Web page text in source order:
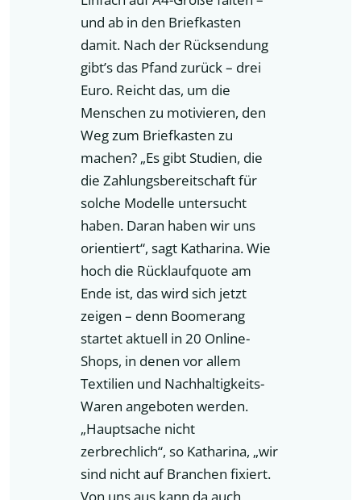
und ab in den Briefkasten
damit. Nach der Rücksendung
gibt’s das Pfand zurück – drei
Euro. Reicht das, um die
Menschen zu motivieren, den
Weg zum Briefkasten zu
machen? „Es gibt Studien, die
die Zahlungsbereitschaft für
solche Modelle untersucht
haben. Daran haben wir uns
orientiert“, sagt Katharina. Wie
hoch die Rücklaufquote am
Ende ist, das wird sich jetzt
zeigen – denn Boomerang
startet aktuell in 20 Online-
Shops, in denen vor allem
Textilien und Nachhaltigkeits-
Waren angeboten werden.
„Hauptsache nicht
zerbrechlich“, so Katharina, „wir
sind nicht auf Branchen fixiert.